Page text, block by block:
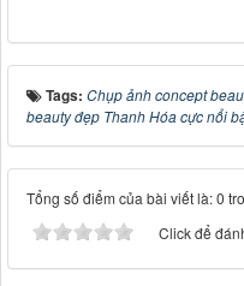
Tags: Chụp ảnh concept
beauty đẹp Thanh Hóa cực nổi
Tổng số điểm của bài viết là: 0
Click để